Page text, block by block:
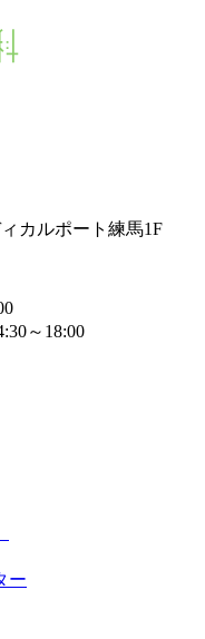
カルポート練馬1F
～18:00
ー